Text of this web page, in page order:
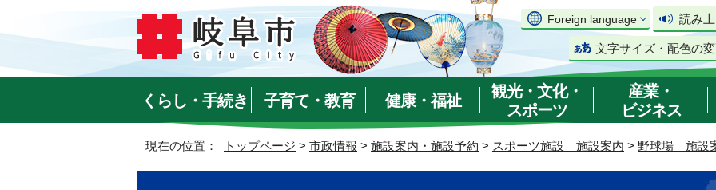
Foreign language 読み
文字サイズ・配色の
くらし・手続き 子育て・教育 健康・福祉
観光・文化・
スポーツ
産業・
ビジネス
現在の位置： トップページ > 市政情報 > 施設案内・施設予約 > スポーツ施設 施設案内 > 野球場 施設